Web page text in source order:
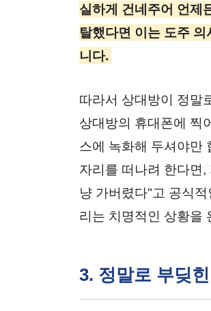
실하게 건네주어 언제
탈했다면 이는 도주
니다.
따라서 상대방이 정말
상대방의 휴대폰에 찍
스에 녹화해 두셔야만
자리를 떠나려 한다면
냥 가버렸다"고 공식
리는 치명적인 상황을
3. 정말로 부딪